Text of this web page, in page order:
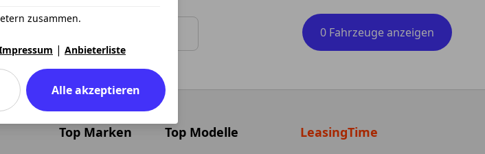
Tasten zum Navigieren.
oben und Pfeil-nach-unten Tasten zum Navigieren.
0 Fahrzeuge anzeigen
Top Marken Top Modelle LeasingTime
zusammen.
| Anbieterliste
Alle akzeptieren